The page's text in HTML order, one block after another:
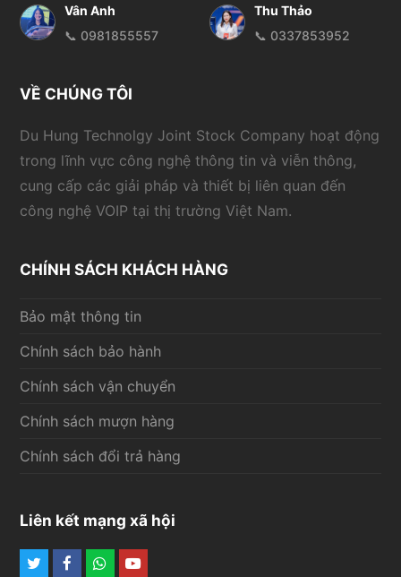
Vân Anh
📞 0981855557
Thu Thảo
📞 0337853952
VỀ CHÚNG TÔI
Du Hung Technolgy Joint Stock Company hoạt động
trong lĩnh vực công nghệ thông tin và viễn thông,
cung cấp các giải pháp và thiết bị liên quan đến
công nghệ VOIP tại thị trường Việt Nam.
CHÍNH SÁCH KHÁCH HÀNG
Bảo mật thông tin
Chính sách bảo hành
Chính sách vận chuyển
Chính sách mượn hàng
Chính sách đổi trả hàng
Liên kết mạng xã hội
TwitterFacebook
Whatsapp
Youtube